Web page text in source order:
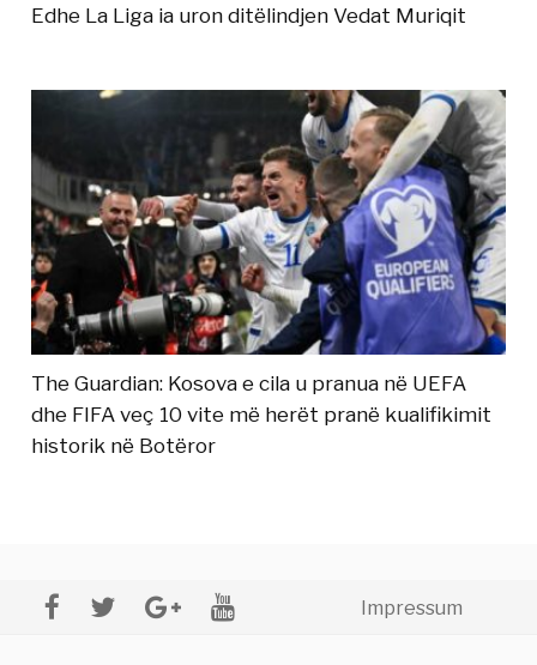
Edhe La Liga ia uron ditëlindjen Vedat Muriqit
The Guardian: Kosova e cila u pranua në UEFA
dhe FIFA veç 10 vite më herët pranë kualifikimit
historik në Botëror
Impressum